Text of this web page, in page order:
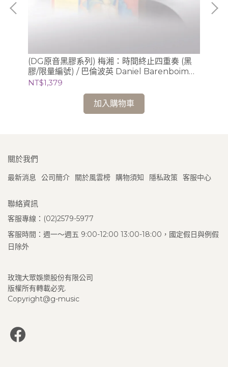
(DG原音黑膠系列) 梅湘：時間終止四重奏 (黑
膠/限量編號) / 巴倫波英 Daniel Barenboim
(鋼琴)
NT$1,379
加入購物車
關於我們
最新消息 公司簡介 關於風雲榜 購物須知 隱私政策 客服中心
聯絡資訊
客服專線：(02)2579-5977
客服時間：週一～週五 9:00-12:00 13:00-18:00，國定假日與例假
日除外
玫瑰大眾娛樂股份有限公司
版權所有轉載必究.
Copyright@g-music